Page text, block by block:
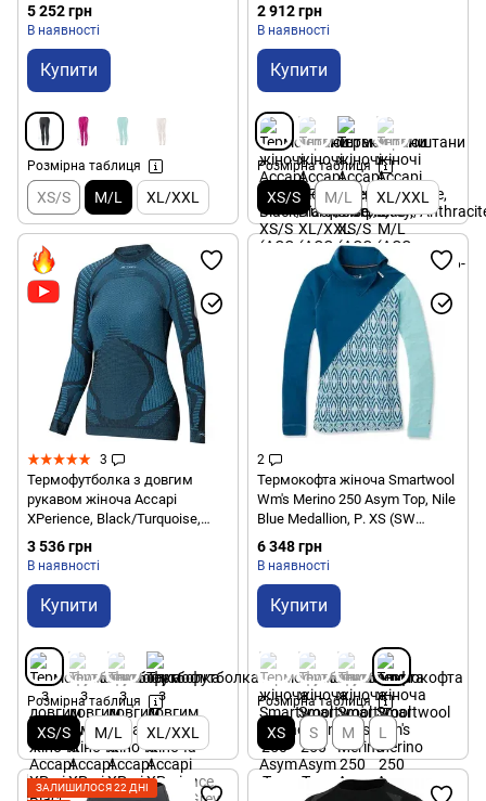
5 252 грн
В наявності
Купити
Розмірна таблиця
XS/S M/L XL/XXL
2 912 грн
В наявності
Купити
Розмірна таблиця
XS/S M/L XL/XXL
3
Термофутболка з довгим
рукавом жіноча Accapi
XPerience, Black/Turquoise,
XS/S (ACC XА811.9946-XSS)
3 536 грн
В наявності
Купити
Розмірна таблиця
XS/S M/L XL/XXL
2
Термокофта жіноча Smartwool
Wm's Merino 250 Asym Top, Nile
Blue Medallion, Р. XS (SW
15109.C17-XS)
6 348 грн
В наявності
Купити
Розмірна таблиця
XS S M L
ЗАЛИШИЛОСЯ 22 ДНІ